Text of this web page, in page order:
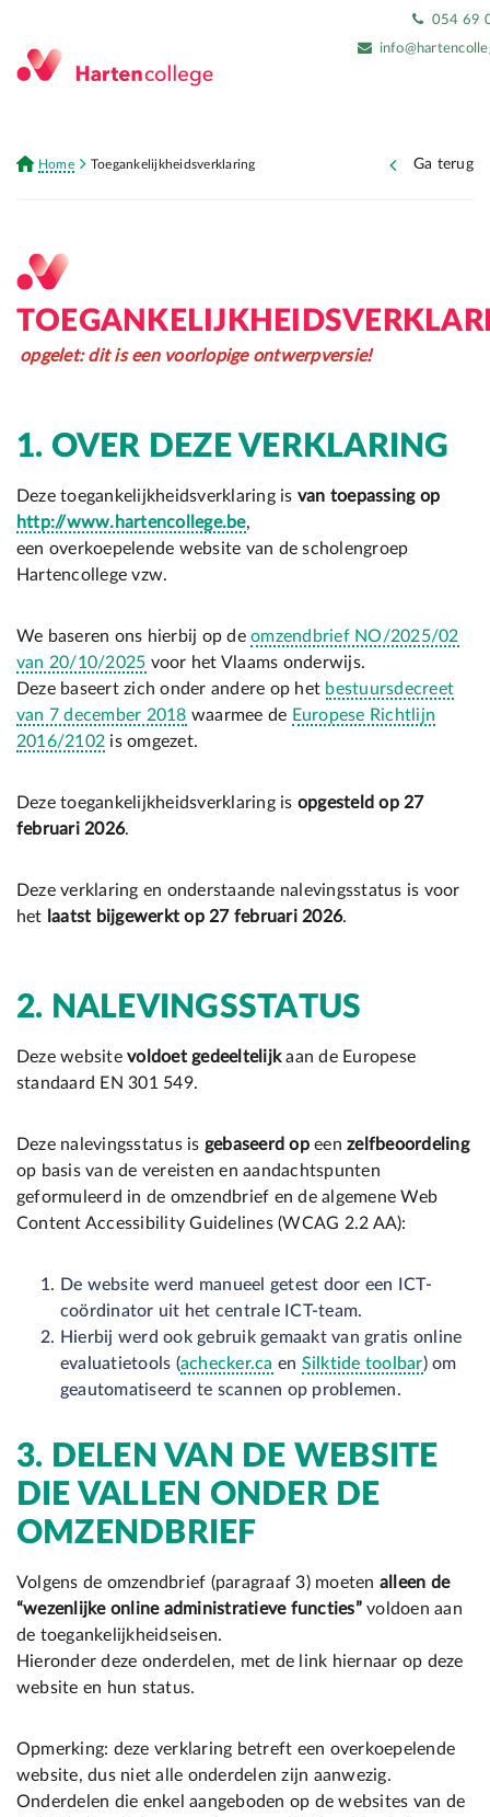
054 69
Home Toegankelijkheidsverklaring Ga terug
opgelet: dit is een voorlopige ontwerpversie!
1. OVER DEZE VERKLARING
Deze toegankelijkheidsverklaring is van toepassing op
http://www.hartencollege.be,
een overkoepelende website van de scholengroep
Hartencollege vzw.
We baseren ons hierbij op deomzendbrief NO/2025/02
van 20/10/2025 voor het Vlaams onderwijs.
Deze baseert zich onder andere op het bestuursdecreet
van 7 december 2018 waarmee de Europese Richtlijn
2016/2102 is omgezet.
Deze toegankelijkheidsverklaring is opgesteld op 27
februari 2026.
Deze verklaring en onderstaande nalevingsstatus is voor
het laatst bijgewerkt op 27 februari 2026.
2. NALEVINGSSTATUS
Deze websitevoldoet gedeeltelijkaan de Europese
standaard EN 301 549.
Deze nalevingsstatus is gebaseerd op eenzelfbeoordeling
op basis van de vereisten en aandachtspunten
geformuleerd in de omzendbrief en de algemene Web
Content Accessibility Guidelines (WCAG 2.2 AA):
De website werd manueel getest door een ICT-
coördinator uit het centrale ICT-team.
Hierbij werd ook gebruik gemaakt van gratis online
evaluatietools (achecker.ca en Silktide toolbar) om
geautomatiseerd te scannen op problemen.
3. DELEN VAN DE WEBSITE
DIE VALLEN ONDER DE
OMZENDBRIEF
Volgens de omzendbrief (paragraaf 3) moeten alleen de
“wezenlijke online administratieve functies” voldoen aan
de toegankelijkheidseisen.
Hieronder deze onderdelen, met de link hiernaar op deze
website en hun status.
Opmerking: deze verklaring betreft een overkoepelende
website, dus niet alle onderdelen zijn aanwezig.
Onderdelen die enkel aangeboden op de websites van de